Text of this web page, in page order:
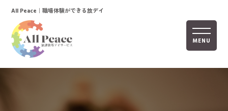
MENU
ホーム
All Peace ｜職場体験ができる放デイ